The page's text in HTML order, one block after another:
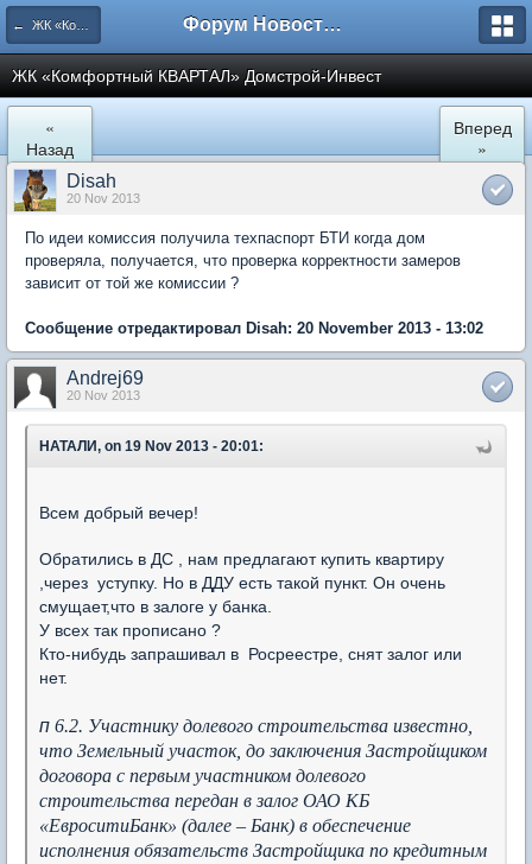
← ЖК «Комфортный КВАРТАЛ» Форум Новостройки
ЖК «Комфортный КВАРТАЛ» Домстрой-Инвест
«
Назад
Вперед
»
Disah
20 Nov 2013
По идеи комиссия получила техпаспорт БТИ когда дом
проверяла, получается, что проверка корректности замеров
зависит от той же комиссии ?
Сообщение отредактировал Disah: 20 November 2013 - 13:02
Andrej69
20 Nov 2013
НАТАЛИ, on 19 Nov 2013 - 20:01:
Всем добрый вечер!
Обратились в ДС , нам предлагают купить квартиру
,через уступку. Но в ДДУ есть такой пункт. Он очень
смущает,что в залоге у банка.
У всех так прописано ?
Кто-нибудь запрашивал в Росреестре, снят залог или
нет.
п 6.2. Участнику долевого строительства известно,
что Земельный участок, до заключения Застройщиком
договора с первым участником долевого
строительства передан в залог ОАО КБ
«ЕвроситиБанк» (далее – Банк) в обеспечение
исполнения обязательств Застройщика по кредитным